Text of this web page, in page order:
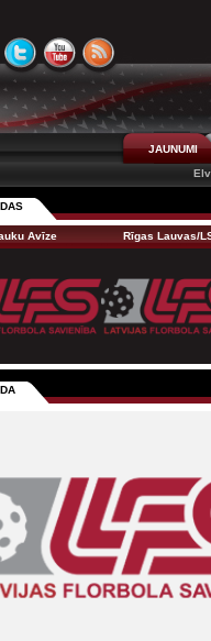
JAUNUMI
Avīze Rīgas Lauvas/